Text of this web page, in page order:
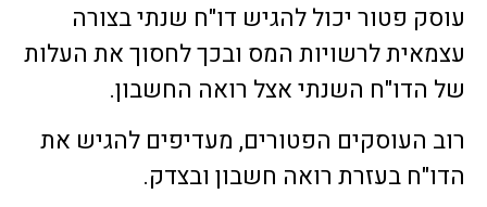
עוסק פטור יכול להגיש דו"ח שנתי בצורה
עצמאית לרשויות המס ובכך לחסוך את העלות
של הדו"ח השנתי אצל רואה החשבון.
רוב העוסקים הפטורים, מעדיפים להגיש את
הדו"ח בעזרת רואה חשבון ובצדק.